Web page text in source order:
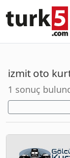
izmit oto
1 sonuç